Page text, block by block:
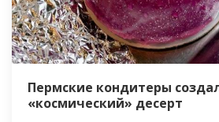
Пермские кондитеры
«космический» десерт